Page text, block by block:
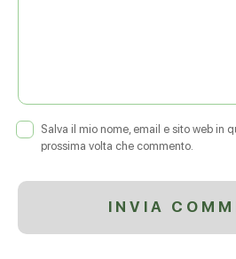
Salva il mio nome, email e sito web in
prossima volta che commento.